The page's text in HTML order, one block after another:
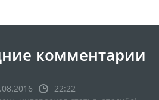
комментарии
22:22